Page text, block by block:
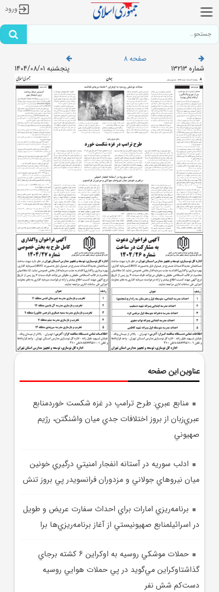
ورود
صفحه 8
شماره 13213
پنجشنبه 1404/08/01
عناوین این صفحه
منابع عبري: طرح ترامپ در غزه شکست خوردمنابع
عبري‌زبان از بروز اختلافات جدي ميان واشنگتن، رژيم
صهيوني
ادلب سوريه در آستانه انفجار امنيتي درگيري خونين
ميان نيروهاي جولاني و مزدوران فرانسويدر پي بروز تنش‌
برنامه‌ريزي امارات براي احداث سفارت عريض و طويل
در اسرائيلمنابع صهيونيستي از آغاز برنامه‌ريزي‌ها برا
حملات موشکي روسيه به اوکراين 6 کشته برجاي
گذاشتاوکراين مي‌گويد در پي حملات هوايي روسيه
دست‌کم شش نفر